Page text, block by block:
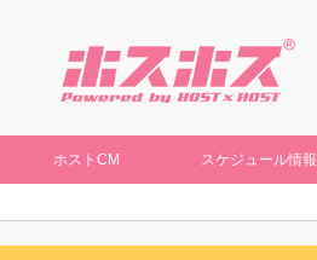
ホストCM スケジュール情報